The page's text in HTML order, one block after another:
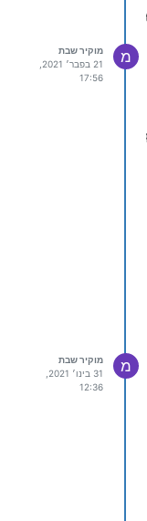
מ
מוקיר שבת
17:56
מ
מוקיר שבת
12:36